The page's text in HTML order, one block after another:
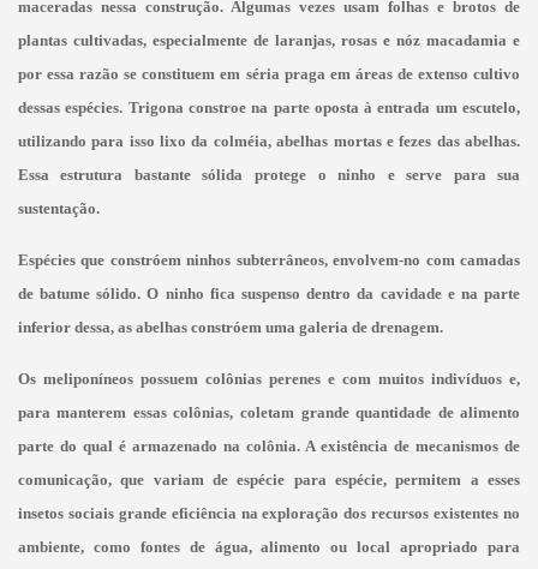
maceradas nessa construção. Algumas vezes usam folhas e brotos de
plantas cultivadas, especialmente de laranjas, rosas e nóz macadamia e
por essa razão se constituem em séria praga em áreas de extenso cultivo
dessas espécies. Trigona constroe na parte oposta à entrada um escutelo,
utilizando para isso lixo da colméia, abelhas mortas e fezes das abelhas.
Essa estrutura bastante sólida protege o ninho e serve para sua
sustentação.
Espécies que constróem ninhos subterrâneos, envolvem-no com camadas
de batume sólido. O ninho fica suspenso dentro da cavidade e na parte
inferior dessa, as abelhas constróem uma galeria de drenagem.
Os meliponíneos possuem colônias perenes e com muitos indivíduos e,
para manterem essas colônias, coletam grande quantidade de alimento
parte do qual é armazenado na colônia. A existência de mecanismos de
comunicação, que variam de espécie para espécie, permitem a esses
insetos sociais grande eficiência na exploração dos recursos existentes no
ambiente, como fontes de água, alimento ou local apropriado para